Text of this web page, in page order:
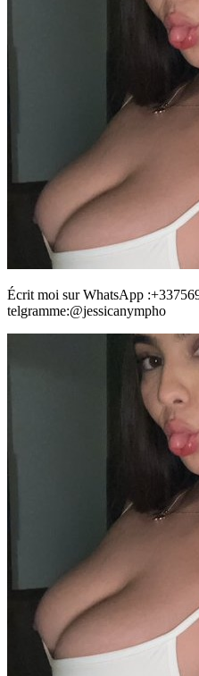
Écrit moi sur WhatsApp
telgramme:@jessicanympho